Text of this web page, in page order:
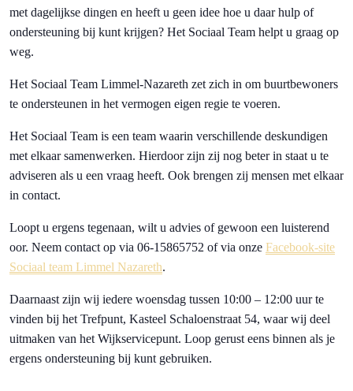
met dagelijkse dingen en heeft u geen idee hoe u daar hulp of
ondersteuning bij kunt krijgen? Het Sociaal Team helpt u graag op
weg.
Het Sociaal Team Limmel-Nazareth zet zich in om buurtbewoners
te ondersteunen in het vermogen eigen regie te voeren.
Het Sociaal Team is een team waarin verschillende deskundigen
met elkaar samenwerken. Hierdoor zijn zij nog beter in staat u te
adviseren als u een vraag heeft. Ook brengen zij mensen met elkaar
in contact.
Loopt u ergens tegenaan, wilt u advies of gewoon een luisterend
oor. Neem contact op via 06-15865752 of via onze Facebook-site
Sociaal team Limmel Nazareth.
Daarnaast zijn wij iedere woensdag tussen 10:00 – 12:00 uur te
vinden bij het Trefpunt, Kasteel Schaloenstraat 54, waar wij deel
uitmaken van het Wijkservicepunt. Loop gerust eens binnen als je
ergens ondersteuning bij kunt gebruiken.